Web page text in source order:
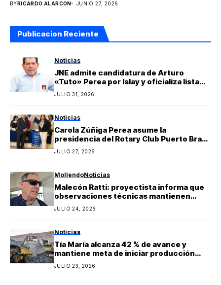
BY RICARDO ALARCON JUNIO 27, 2026
Publicacion Reciente
Noticias
JNE admite candidatura de Arturo
«Tuto» Perea por Islay y oficializa lista
regional de Yo Arequipa encabezada por
Berly Gonzales
JULIO 31, 2026
Noticias
Carola Zúñiga Perea asume la
presidencia del Rotary Club Puerto Bravo
Mollendo y anuncia proyectos sociales
para la provincia de Islay
JULIO 27, 2026
MollendoNoticias
Malecón Ratti: proyectista informa que
observaciones técnicas mantienen
paralizada la obra y estima reinicio en
agosto
JULIO 24, 2026
Noticias
Tía María alcanza 42 % de avance y
mantiene meta de iniciar producción
durante 2027
JULIO 23, 2026